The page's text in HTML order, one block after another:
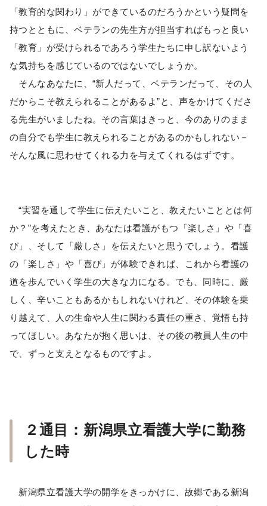
「教育的な関わり」ができているのだろうかという疑問を
持つとともに、ベテランの先生方が担当すればもっと良い
「教育」が受けられるであろう学生たちに申し訳ないよう
な気持ちを感じているのではないでしょうか。
そんなあなたに、“新人だって、ベテランだって、その人
だからこそ教えられることがあるよ”と、声をかけてくださ
る先生がいましたね。その言葉はきっと、今のありのまま
の自分でも学生に教えられることがあるのかもしれない－
そんな風に思わせてくれる力を与えてくれるはずです。
“実習を通して学生に伝えたいこと、教えたいこととは何
か？”を考えたとき、あなたは看護がもつ「楽しさ」や「喜
び」、そして「厳しさ」を伝えたいと思うでしょう。看護
の「楽しさ」や「喜び」が体験できれば、これから看護の
道を歩んでいく学生の大きな力になる。でも、同時に、厳
しく、辛いこともあるかもしれないけれど、その体験を乗
り越えて、人の生命や人生に関わる責任の重さ、覚悟も持
ってほしい。あなたが抱く思いは、その後の教員人生の中
で、ずっと支えとなるものですよ。
２通目：新潟県立看護大学に勤務
した時
新潟県立看護大学の開学をきっかけに、故郷である新潟